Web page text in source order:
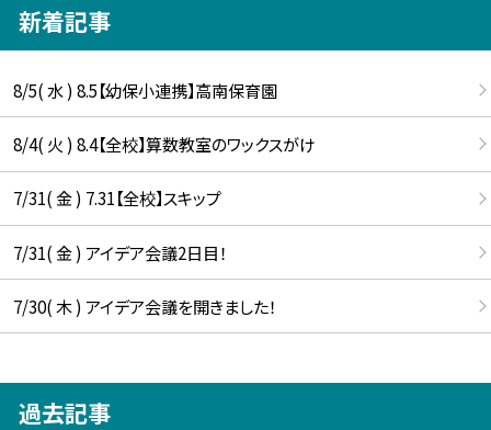
新着記事
8/5( 水 ) 8.5【幼保小連携】高南保育園
8/4( 火 ) 8.4【全校】算数教室のワックスがけ
7/31( 金 ) 7.31【全校】スキップ
7/31( 金 ) アイデア会議2日目！
7/30( 木 ) アイデア会議を開きました！
過去記事